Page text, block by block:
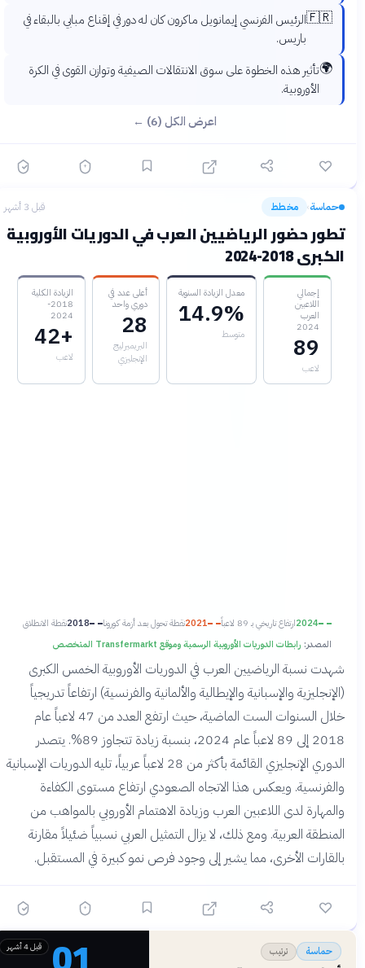
🇫🇷الرئيس الفرنسي إيمانويل ماكرون كان له دور في إقناع مبابي بالبقاء في
باريس.
🌍تأثير هذه الخطوة على سوق الانتقالات الصيفية وتوازن القوى في الكرة
الأوروبية.
اعرض الكل (6) ←
حماسة› مخطط قبل 3 أشهر
تطور حضور الرياضيين العرب في الدوريات الأوروبية
الكبرى 2018-2024
إجمالي
اللاعبين
العرب
2024
89
لاعب
معدل الزيادة السنوية
14.9%
متوسط
أعلى عدد في
دوري واحد
28
البريميرليج
الإنجليزي
الزيادة الكلية
2018-
2024
+42
لاعب
2024ارتفاع تاريخي بـ 89 لاعباً 2021نقطة تحول بعد أزمة كورونا 2018نقطة الانطلاق
المصدر:رابطات الدوريات الأوروبية الرسمية وموقع Transfermarkt المتخصص
شهدت نسبة الرياضيين العرب في الدوريات الأوروبية الخمس الكبرى
(الإنجليزية والإسبانية والإيطالية والألمانية والفرنسية) ارتفاعاً تدريجياً
خلال السنوات الست الماضية، حيث ارتفع العدد من 47 لاعباً عام
2018 إلى 89 لاعباً عام 2024، بنسبة زيادة تتجاوز 89%. يتصدر
الدوري الإنجليزي القائمة بأكثر من 28 لاعباً عربياً، تليه الدوريات الإسبانية
والفرنسية. ويعكس هذا الاتجاه الصعودي ارتفاع مستوى الكفاءة
والمهارة لدى اللاعبين العرب وزيادة الاهتمام الأوروبي بالمواهب من
المنطقة العربية. ومع ذلك، لا يزال التمثيل العربي نسبياً ضئيلاً مقارنة
بالقارات الأخرى، مما يشير إلى وجود فرص نمو كبيرة في المستقبل.
حماسة ترتيب قبل 4 أشهر